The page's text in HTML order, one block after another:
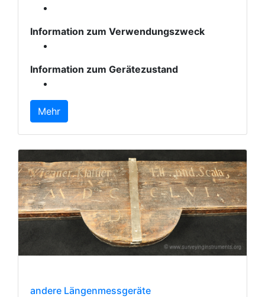
Information zum Verwendungszweck
Information zum Gerätezustand
Mehr
andere Längenmessgeräte